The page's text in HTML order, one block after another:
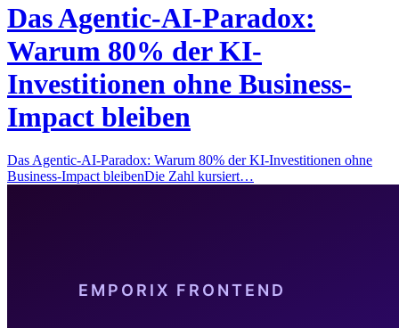
Das Agentic-AI-Paradox:
Warum 80% der KI-
Investitionen ohne Business-
Impact bleiben
Das Agentic-AI-Paradox: Warum 80% der KI-Investitionen ohne
Business-Impact bleibenDie Zahl kursiert…